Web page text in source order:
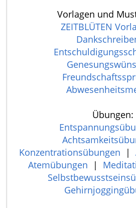
Vorlagen und
ZEITBLÜTEN
Übungen:
Konzentrationsübungen |
Atemübungen |